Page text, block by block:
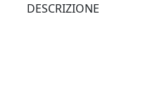
DESCRIZIONE